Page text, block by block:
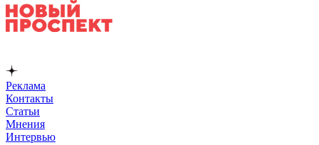
Реклама
Контакты
Статьи
Мнения
Интервью